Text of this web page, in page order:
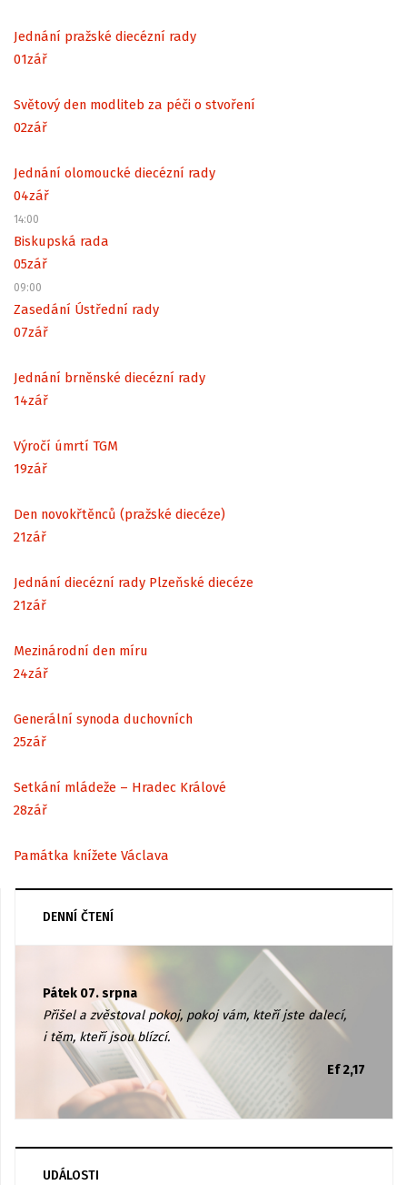
Jednání pražské diecézní rady
01zář
Světový den modliteb za péči o stvoření
02zář
Jednání olomoucké diecézní rady
04zář
14:00
Biskupská rada
05zář
09:00
Zasedání Ústřední rady
07zář
Jednání brněnské diecézní rady
14zář
Výročí úmrtí TGM
19zář
Den novokřtěnců (pražské diecéze)
21zář
Jednání diecézní rady Plzeňské diecéze
21zář
Mezinárodní den míru
24zář
Generální synoda duchovních
25zář
Setkání mládeže – Hradec Králové
28zář
Památka knížete Václava
DENNÍ ČTENÍ
Pátek 07. srpna
Přišel a zvěstoval pokoj, pokoj vám, kteří jste dalecí,
i těm, kteří jsou blízcí.
Ef 2,17
UDÁLOSTI